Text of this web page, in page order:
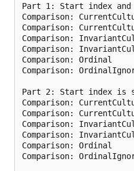
Part 1: Start index
Comparison:
Comparison:
Comparison:
Comparison:
Comparison:
Comparison:
Part 2: Start index is
Comparison:
Comparison:
Comparison:
Comparison:
Comparison:
Comparison: